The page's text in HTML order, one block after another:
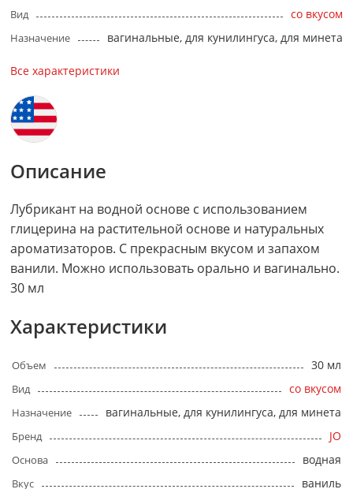
Вид со вкусом
Назначение вагинальные, для кунилингуса, для минета
Все характеристики
Описание
Лубрикант на водной основе с использованием
глицерина на растительной основе и натуральных
ароматизаторов. С прекрасным вкусом и запахом
ванили. Можно использовать орально и вагинально.
30 мл
Характеристики
Объем 30 мл
Вид со вкусом
Назначение вагинальные, для кунилингуса, для минета
Бренд JO
Основа водная
Вкус ваниль